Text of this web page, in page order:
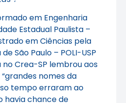
em Engenharia
Estadual Paulista –
em Ciências pela
São Paulo – POLI-USP
Crea-SP lembrou aos
nomes da
tempo erraram ao
havia chance de